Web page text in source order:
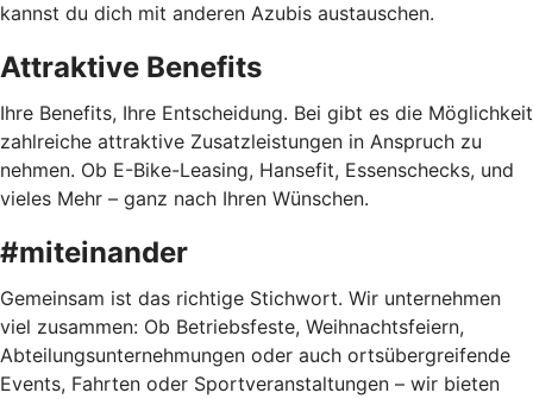
kannst du dich mit anderen Azubis austauschen.
Attraktive Benefits
Ihre Benefits, Ihre Entscheidung. Bei gibt es die Möglichkeit
zahlreiche attraktive Zusatzleistungen in Anspruch zu
nehmen. Ob E-Bike-Leasing, Hansefit, Essenschecks, und
vieles Mehr – ganz nach Ihren Wünschen.
#miteinander
Gemeinsam ist das richtige Stichwort. Wir unternehmen
viel zusammen: Ob Betriebsfeste, Weihnachtsfeiern,
Abteilungsunternehmungen oder auch ortsübergreifende
Events, Fahrten oder Sportveranstaltungen – wir bieten